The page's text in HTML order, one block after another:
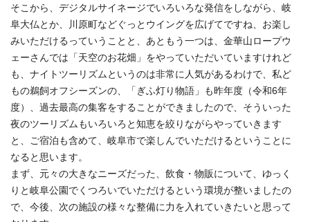
そこから、デジタルサイネージでいろいろな発信をしながら、岐
阜大仏とか、川原町などぐっとウイングを広げてですね、お楽し
みいただけるっていうことと、あともう一つは、金華山ロープウ
ェーさんでは「天空のお花畑」をやっていただいていますけれど
も、ナイトツーリズムというのは非常に人気があるわけで、私ど
もの鵜飼オフシーズンの、「ぎふ灯り物語」も昨年度（令和6年
度）、過去最高の集客をすることができましたので、そういった
夜のツーリズムもいろいろと知恵を絞りながらやっていきます
と、ご宿泊も含めて、岐阜市で楽しんでいただけるということに
なると思います。
まず、元々の大きなニーズだった、飲食・物販について、ゆっく
りと岐阜公園でくつろいでいただけるという環境が整いましたの
で、今後、次の施設の様々な整備に力を入れていきたいと思って